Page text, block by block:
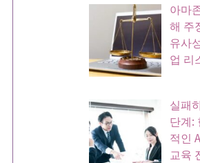
아마
해 주
유사
업 리
실패
단계:
적인
교육